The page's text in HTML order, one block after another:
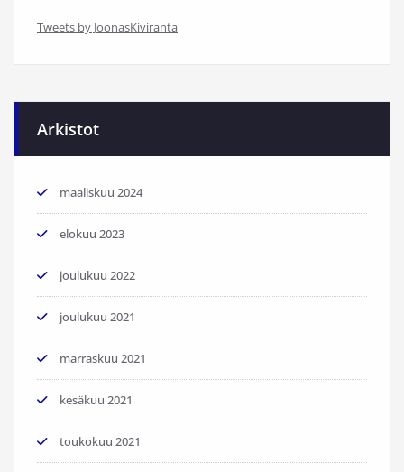
Tweets by JoonasKiviranta
Arkistot
maaliskuu 2024
elokuu 2023
joulukuu 2022
joulukuu 2021
marraskuu 2021
kesäkuu 2021
toukokuu 2021